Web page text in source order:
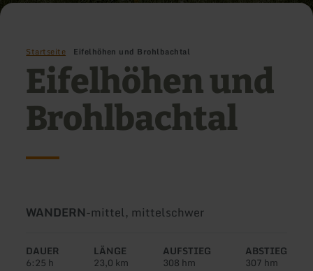
Startseite Eifelhöhen und Brohlbachtal
Eifelhöhen und
Brohlbachtal
Art
Tour:
WANDERN-Schwierigkeit:
mittel, mittelschwer
DAUER
6:25 h
LÄNGE
23,0 km
AUFSTIEG
308 hm
ABSTIEG
307 hm